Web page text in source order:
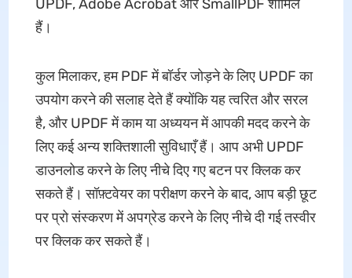
UPDF, Adobe Acrobat और SmallPDF शामिल
हैं।
कुल मिलाकर, हम PDF में बॉर्डर जोड़ने के लिए UPDF का
उपयोग करने की सलाह देते हैं क्योंकि यह त्वरित और सरल
है, और UPDF में काम या अध्ययन में आपकी मदद करने के
लिए कई अन्य शक्तिशाली सुविधाएँ हैं। आप अभी UPDF
डाउनलोड करने के लिए नीचे दिए गए बटन पर क्लिक कर
सकते हैं। सॉफ़्टवेयर का परीक्षण करने के बाद, आप बड़ी छूट
पर प्रो संस्करण में अपग्रेड करने के लिए नीचे दी गई तस्वीर
पर क्लिक कर सकते हैं।